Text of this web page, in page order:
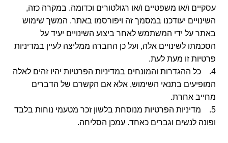
עסקיים ו/או משפטיים ו/או רגולטורים וכדומה. במקרה כזה,
השינויים יעודכנו במסמך זה ויפורסמו באתר. המשך שימוש
באתר על ידי המשתמש לאחר ביצוע השינויים יעיד על
הסכמתו לשינויים אלה, ועל כן החברה ממליצה לעיין במדיניות
פרטיות זו מעת לעת.
4. כל ההגדרות והמונחים במדיניות הפרטיות יהיו זהים לאלה
המופיעים בתנאי השימוש, אלא אם הקשרם של הדברים
מחייב אחרת.
5. מדיניות הפרטיות מנוסחת בלשון זכר מטעמי נוחות בלבד
ופונה לנשים וגברים כאחד. עמכן הסליחה.